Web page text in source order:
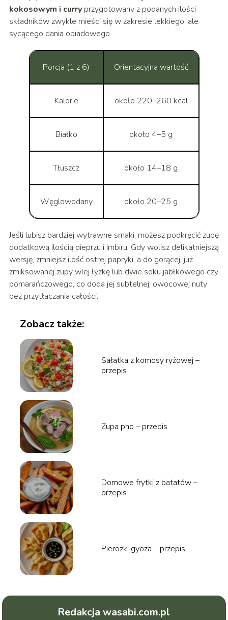
kokosowym i curryprzygotowany z podanych ilości
składników zwykle mieści się w zakresie lekkiego, ale
sycącego dania obiadowego.
Porcja (1 z 6) Orientacyjna wartość
Kalorie około 220–260 kcal
Białko około 4–5 g
Tłuszcz około 14–18 g
Węglowodany około 20–25 g
Jeśli lubisz bardziej wytrawne smaki, możesz podkręcić zupę
dodatkową ilością pieprzu i imbiru. Gdy wolisz delikatniejszą
wersję, zmniejsz ilość ostrej papryki, a do gorącej, już
zmiksowanej zupy wlej łyżkę lub dwie soku jabłkowego czy
pomarańczowego, co doda jej subtelnej, owocowej nuty
bez przytłaczania całości.
Zobacz także:
Sałatka z komosy ryżowej –
przepis
Zupa pho – przepis
Domowe frytki z batatów –
przepis
Pierożki gyoza – przepis
Redakcja wasabi.com.pl